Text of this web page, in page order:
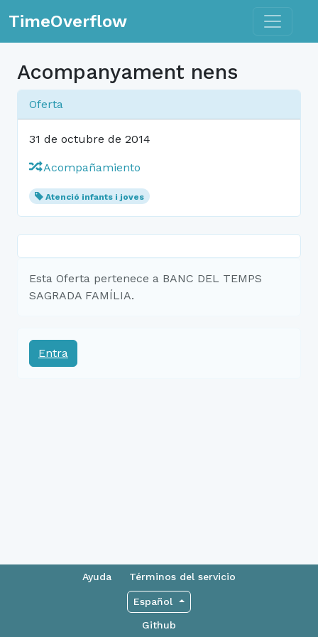
TimeOverflow Toggle
Acompanyament nens
Oferta
31 de octubre de 2014
Acompañamiento
Atenció infants i joves
Esta Oferta pertenece a BANC DEL TEMPS
SAGRADA FAMÍLIA.
Entra
Ayuda Términos del servicio
Español
Github